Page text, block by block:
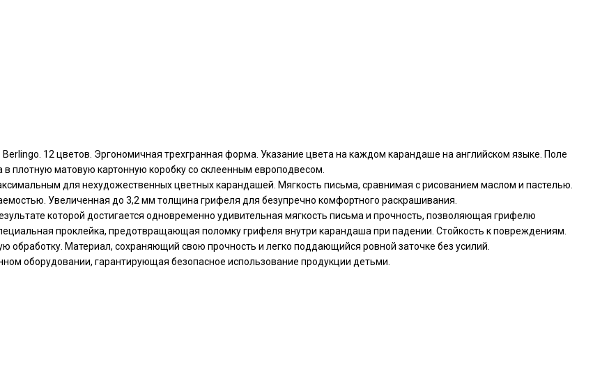
12 цветов. Эргономичная трехгранная форма. Указание цвета на каждом карандаше на английском языке. Поле
плотную матовую картонную коробку со склеенным европодвесом.
для нехудожественных цветных карандашей. Мягкость письма, сравнимая с рисованием маслом и пастелью.
Увеличенная до 3,2 мм толщина грифеля для безупречно комфортного раскрашивания.
которой достигается одновременно удивительная мягкость письма и прочность, позволяющая грифелю
проклейка, предотвращающая поломку грифеля внутри карандаша при падении. Стойкость к повреждениям.
Материал, сохраняющий свою прочность и легко поддающийся ровной заточке без усилий.
оборудовании, гарантирующая безопасное использование продукции детьми.